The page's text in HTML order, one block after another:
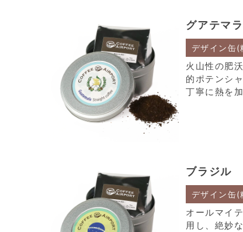
グアテマラ
デザイン缶(
火山性の肥
的ポテンシ
丁寧に熱を
ブラジル
デザイン缶(
オールマイ
用し、絶妙